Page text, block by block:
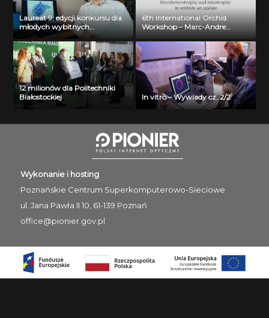
Laureat 9. edycji konkursu dla
młodych wybitnych
naukowców- dr inż. Krzysztof
Jurczuk
6th International Orchid
Workshop – Marc-Andre
Selosse
12 milionów dla Politechniki
Białostockiej
In vitro – Wywiady cz. 2/2
Wykonanie i hosting
Poznańskie Centrum Superkomputerowo-Sieciowe
ul. Jana Pawła II 10, 61-139 Poznań
office@pionier.gov.pl